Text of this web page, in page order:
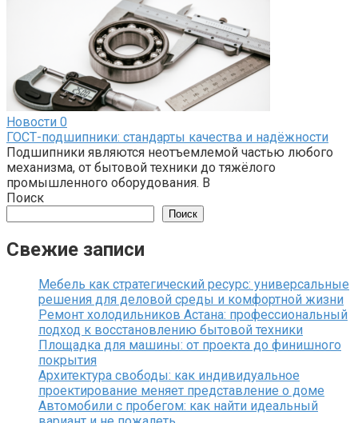
Новости 0
ГОСТ-подшипники: стандарты качества и надёжности
Подшипники являются неотъемлемой частью любого
механизма, от бытовой техники до тяжёлого
промышленного оборудования. В
Поиск
Поиск
Свежие записи
Мебель как стратегический ресурс: универсальные
решения для деловой среды и комфортной жизни
Ремонт холодильников Астана: профессиональный
подход к восстановлению бытовой техники
Площадка для машины: от проекта до финишного
покрытия
Архитектура свободы: как индивидуальное
проектирование меняет представление о доме
Автомобили с пробегом: как найти идеальный